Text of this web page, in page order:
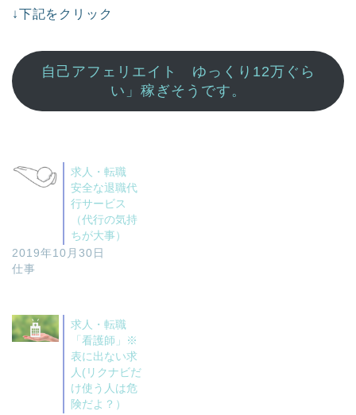
↓下記をクリック
自己アフェリエイト ゆっくり12万ぐら
い」稼ぎそうです。
求人・転職
安全な退職代
行サービス
（代行の気持
ちが大事）
2019年10月30日
仕事
求人・転職
「看護師」※
表に出ない求
人(リクナビだ
け使う人は危
険だよ？）